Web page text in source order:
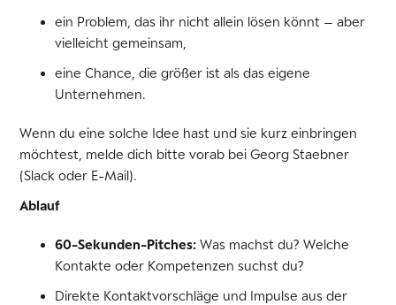
ein Problem, das ihr nicht allein lösen könnt – aber
vielleicht gemeinsam,
eine Chance, die größer ist als das eigene
Unternehmen.
Wenn du eine solche Idee hast und sie kurz einbringen
möchtest, melde dich bitte vorab bei Georg Staebner
(Slack oder E-Mail).
Ablauf
60-Sekunden-Pitches: Was machst du? Welche
Kontakte oder Kompetenzen suchst du?
Direkte Kontaktvorschläge und Impulse aus der